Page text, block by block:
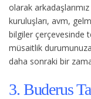
olarak
kuruluşları, avm,
bilgiler çerçevesinde
müsaitlik
daha sonraki bir
3. Buderus